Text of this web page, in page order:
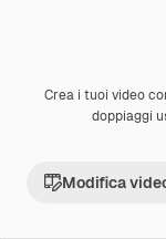
PremiumCreata
Crea i tuoi video
doppiaggi
Modifica